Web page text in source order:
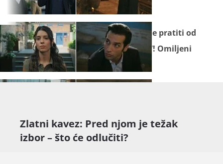
Seriju "Zlatni kavez " ne propustite pratiti od
ponedjeljka do petka na Novoj TV! Omiljeni
sadržaj gledajte na
Novoj Plus .
Zlatni kavez: Pred njom je težak
izbor – što će odlučiti?